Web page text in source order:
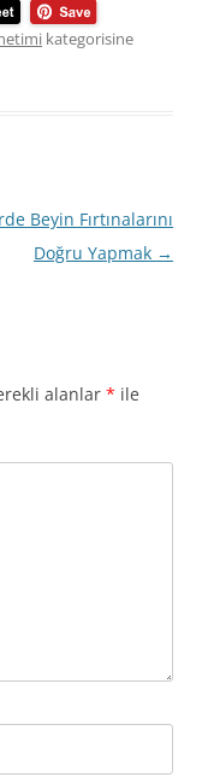
kategorisine
Beyin Fırtınalarını
Doğru Yapmak →
alanlar * ile